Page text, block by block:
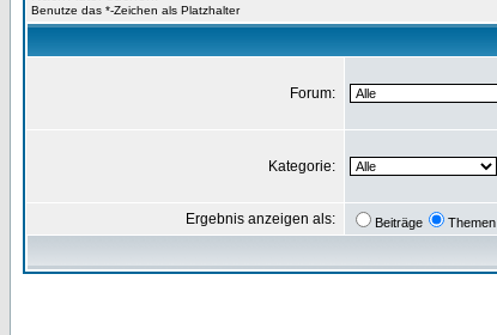
Benutze das *-Zeichen als Platzhalter
Forum:
Kategorie:
Ergebnis anzeigen als: Beiträge Themen